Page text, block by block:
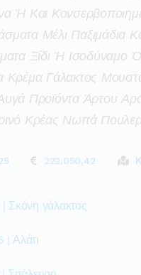
Ή Και
Μέλι Παξιμάδια
Ξίδι Ή
Κρέμα Γάλακτος
Προϊόντα Άρτου
Κρέας Νωπά
222.050,42
Σκόνη γάλακτος
Αλάτι